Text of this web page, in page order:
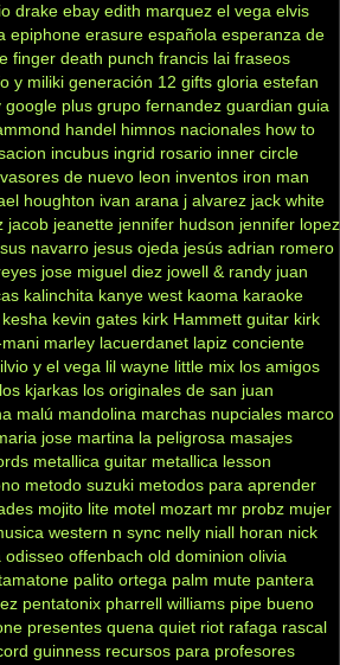
drake ebay edith marquez el vega elvis
epiphone erasure española esperanza de
finger death punch francis lai fraseos
y miliki generación 12 gifts gloria estefan
google plus grupo fernandez guardian guia
handel himnos nacionales how to
incubus ingrid rosario inner circle
de nuevo leon inventos iron man
houghton ivan arana j alvarez jack white
jacob jeanette jennifer hudson jennifer lopez
navarro jesus ojeda jesús adrian romero
jose miguel diez jowell & randy juan
kalinchita kanye west kaoma karaoke
kesha kevin gates kirk Hammett guitar kirk
mani marley lacuerdanet lapiz conciente
y el vega lil wayne little mix los amigos
los kjarkas los originales de san juan
malú mandolina marchas nupciales marco
jose martina la peligrosa masajes
metallica guitar metallica lesson
metodo suzuki metodos para aprender
mojito lite motel mozart mr probz mujer
western n sync nelly niall horan nick
odisseo offenbach old dominion olivia
palito ortega palm mute pantera
pentatonix pharrell williams pipe bueno
presentes quena quiet riot rafaga rascal
guinness recursos para profesores